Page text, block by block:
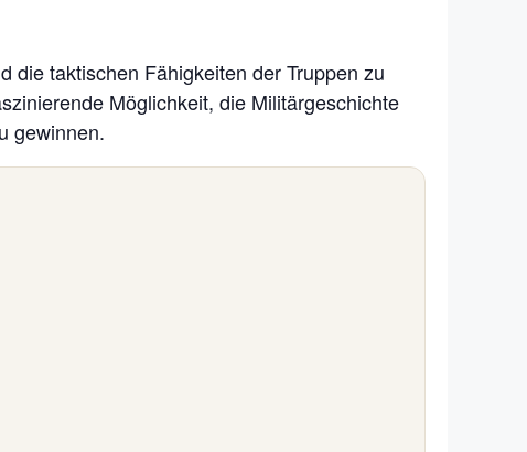
die taktischen Fähigkeiten der Truppen zu
Möglichkeit, die Militärgeschichte
gewinnen.